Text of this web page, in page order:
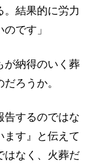
。結果的に労力
です」
納得のいく葬
ろうか。
告するのではな
ます』と伝えて
はなく、火葬だ